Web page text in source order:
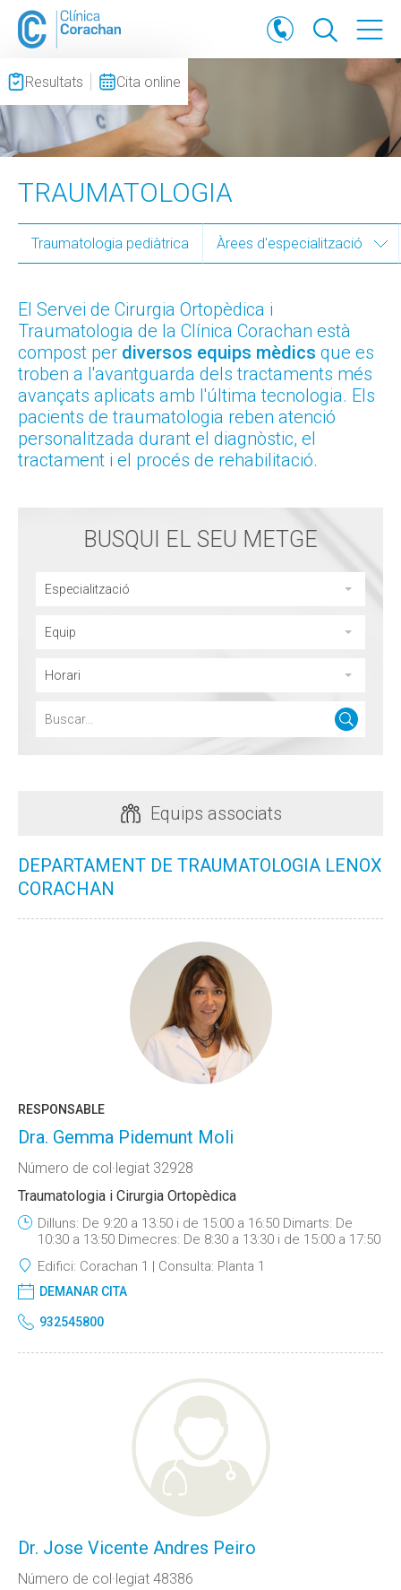
Resultats Cita online
TRAUMATOLOGIA
Traumatologia pediàtrica Àrees d'especialització
El Servei de Cirurgia Ortopèdica i
Traumatologia de la Clínica Corachan està
compost per diversos equips mèdics que es
troben a l'avantguarda dels tractaments més
avançats aplicats amb l'última tecnologia. Els
pacients de traumatologia reben atenció
personalitzada durant el diagnòstic, el
tractament i el procés de rehabilitació.
BUSQUI EL SEU METGE
Especialització
Equip
Horari
Equips associats
DEPARTAMENT DE TRAUMATOLOGIA LENOX
CORACHAN
RESPONSABLE
Dra. Gemma Pidemunt Moli
Número de col·legiat 32928
Traumatologia i Cirurgia Ortopèdica
Dilluns: De 9:20 a 13:50 i de 15:00 a 16:50 Dimarts: De
10:30 a 13:50 Dimecres: De 8:30 a 13:30 i de 15:00 a 17:50
Edifici: Corachan 1 Consulta: Planta 1
DEMANAR CITA
932545800
Dr. Jose Vicente Andres Peiro
Número de col·legiat 48386